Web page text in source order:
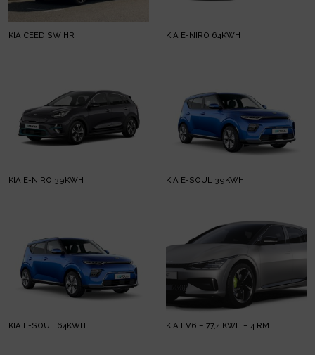
KIA CEED SW HR KIA E-NIRO 64KWH
KIA E-NIRO 39KWH KIA E-SOUL 39KWH
KIA E-SOUL 64KWH KIA EV6 – 77,4 KWH – 4 RM